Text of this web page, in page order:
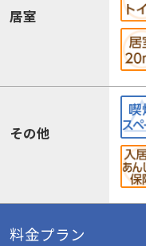
居室
その他
料金プラン